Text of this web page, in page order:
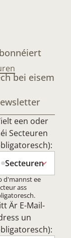
bei eisem
een oder
Secteuren
Secteuren
d'mannst ee
ass
Är E-Mail-
un